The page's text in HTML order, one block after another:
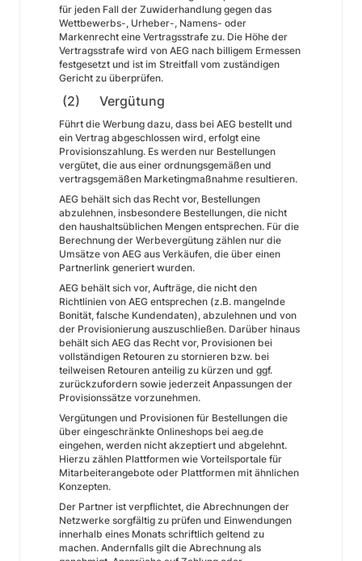
für jeden Fall der Zuwiderhandlung gegen das
Wettbewerbs-, Urheber-, Namens- oder
Markenrecht eine Vertragsstrafe zu. Die Höhe der
Vertragsstrafe wird von AEG nach billigem Ermessen
festgesetzt und ist im Streitfall vom zuständigen
Gericht zu überprüfen.
(2) Vergütung
Führt die Werbung dazu, dass bei AEG bestellt und
ein Vertrag abgeschlossen wird, erfolgt eine
Provisionszahlung. Es werden nur Bestellungen
vergütet, die aus einer ordnungsgemäßen und
vertragsgemäßen Marketingmaßnahme resultieren.
AEG behält sich das Recht vor, Bestellungen
abzulehnen, insbesondere Bestellungen, die nicht
den haushaltsüblichen Mengen entsprechen. Für die
Berechnung der Werbevergütung zählen nur die
Umsätze von AEG aus Verkäufen, die über einen
Partnerlink generiert wurden.
AEG behält sich vor, Aufträge, die nicht den
Richtlinien von AEG entsprechen (z.B. mangelnde
Bonität, falsche Kundendaten), abzulehnen und von
der Provisionierung auszuschließen. Darüber hinaus
behält sich AEG das Recht vor, Provisionen bei
vollständigen Retouren zu stornieren bzw. bei
teilweisen Retouren anteilig zu kürzen und ggf.
zurückzufordern sowie jederzeit Anpassungen der
Provisionssätze vorzunehmen.
Vergütungen und Provisionen für Bestellungen die
über eingeschränkte Onlineshops bei aeg.de
eingehen, werden nicht akzeptiert und abgelehnt.
Hierzu zählen Plattformen wie Vorteilsportale für
Mitarbeiterangebote oder Plattformen mit ähnlichen
Konzepten.
Der Partner ist verpflichtet, die Abrechnungen der
Netzwerke sorgfältig zu prüfen und Einwendungen
innerhalb eines Monats schriftlich geltend zu
machen. Andernfalls gilt die Abrechnung als